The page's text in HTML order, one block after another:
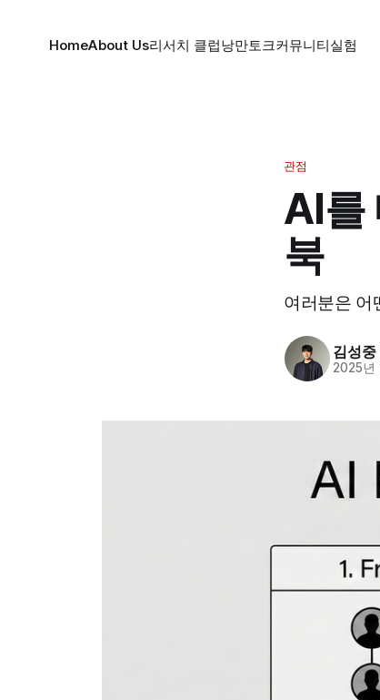
HomeAbout Us리서치 클럽낭만토크커뮤니티실험
관점
AI를
북
여러분은 어
김성
2025년